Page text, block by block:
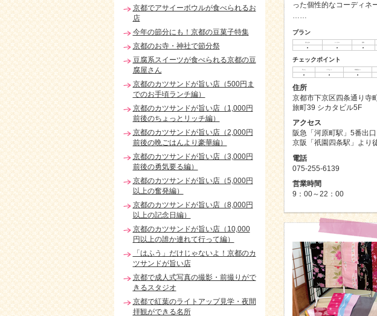
った個性的なコーディネ
……
プラン
チェックポイント
住所
京都市下京区四条通り寺
旅町39 シカタビル5F
アクセス
阪急「河原町駅」5番出
京阪「祇園四条駅」より
電話
075-255-6139
営業時間
9：00～22：00
京都でアサイーボウルが食べられるお
店
今年の節分にも！京都の豆菓子特集
京都のお寺・神社で節分祭
豆腐系スイーツが食べられる京都の豆
腐屋さん
京都のカツサンドが旨い店（500円ま
でのお手頃ランチ編）
京都のカツサンドが旨い店（1,000円
前後のちょっとリッチ編）
京都のカツサンドが旨い店（2,000円
前後の晩ごはんより豪華編）
京都のカツサンドが旨い店（3,000円
前後の勇気要る編）
京都のカツサンドが旨い店（5,000円
以上の奮発編）
京都のカツサンドが旨い店（8,000円
以上の記念日編）
京都のカツサンドが旨い店（10,000
円以上の誰か連れて行って編）
「はふう」だけじゃないよ！京都のカ
ツサンドが旨い店
京都で成人式写真の撮影・前撮りがで
きるスタジオ
京都で紅葉のライトアップ見学・夜間
拝観ができる名所